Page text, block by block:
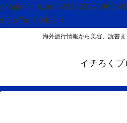
google.com, pub-
f08c47fec0942fa0
海外旅行情報から美容、読書
イチろくブ